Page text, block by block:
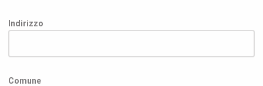
Indirizzo
Comune